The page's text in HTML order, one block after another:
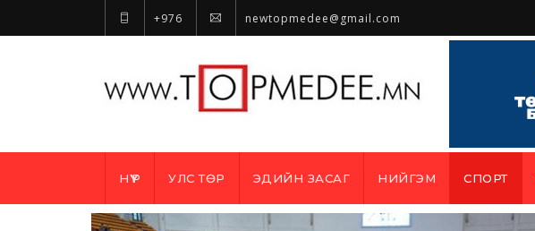
+976 newtopmedee@gmail.com
НҮҮР УЛС ТӨР ЭДИЙН ЗАСАГ НИЙГЭМ СПОРТ